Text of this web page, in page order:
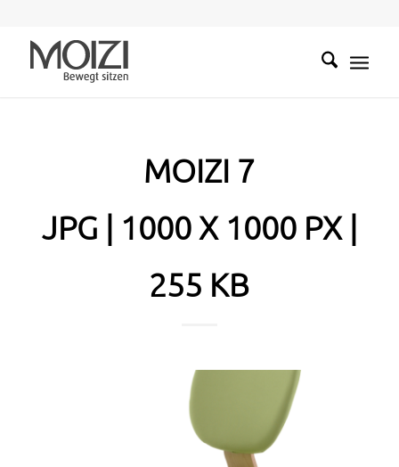
MOIZI 7
JPG | 1000 X 1000 PX |
255 KB